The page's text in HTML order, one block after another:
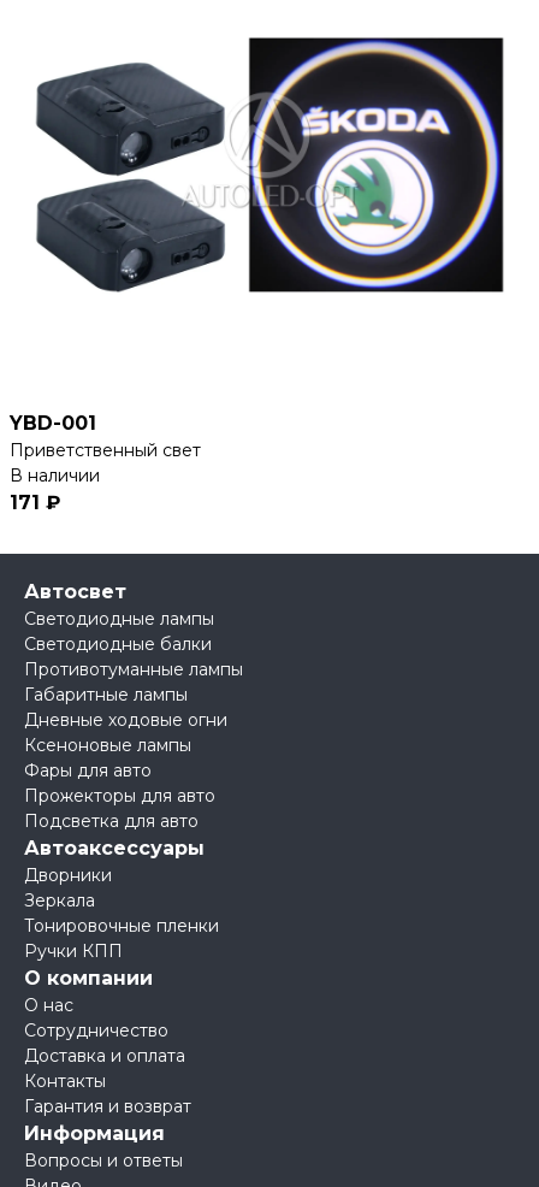
YBD-001
Приветственный свет
В наличии
171 ₽
Автосвет
Светодиодные лампы
Светодиодные балки
Противотуманные лампы
Габаритные лампы
Дневные ходовые огни
Ксеноновые лампы
Фары для авто
Прожекторы для авто
Подсветка для авто
Автоаксессуары
Дворники
Зеркала
Тонировочные пленки
Ручки КПП
О компании
О нас
Сотрудничество
Доставка и оплата
Контакты
Гарантия и возврат
Информация
Вопросы и ответы